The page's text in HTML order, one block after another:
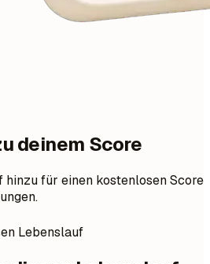
deinem Score
hinzu für einen kostenlosen Score
Lebenslauf